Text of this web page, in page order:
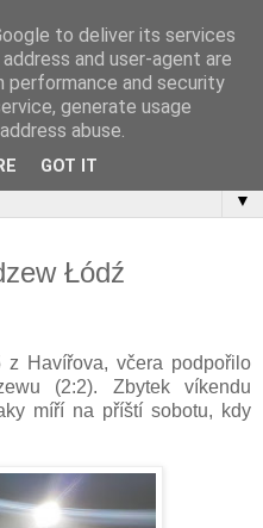
▼
Łódź
Havířova, včera podpořilo
(2:2). Zbytek víkendu
míří na příští sobotu, kdy
to deliver its services
and user-agent are
performance and security
generate usage
abuse.
GOT IT